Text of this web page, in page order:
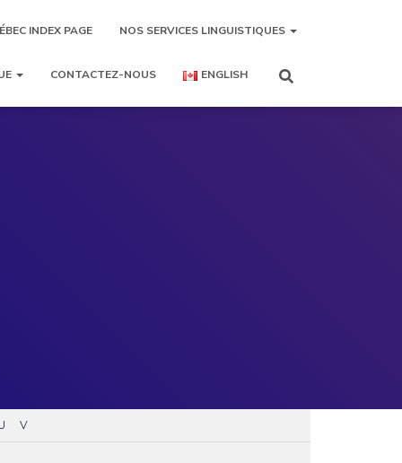
INDEX PAGE NOS SERVICES LINGUISTIQUES
CONTACTEZ-NOUS ENGLISH
V